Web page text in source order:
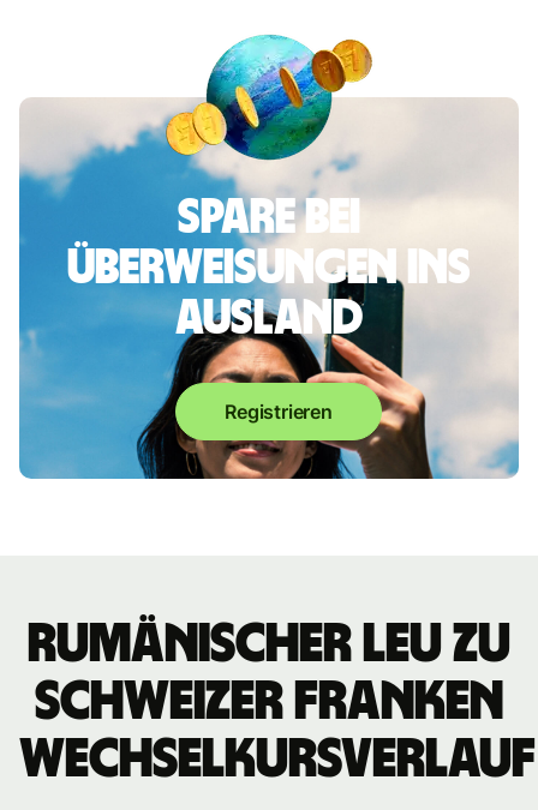
Spare bei
Überweisungen ins
Ausland
Registrieren
rumänischer Leu zu
Schweizer Franken
Wechselkursverlauf